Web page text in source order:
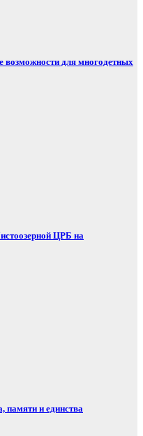
возможности для многодетных
ЦРБ на
памяти и единства